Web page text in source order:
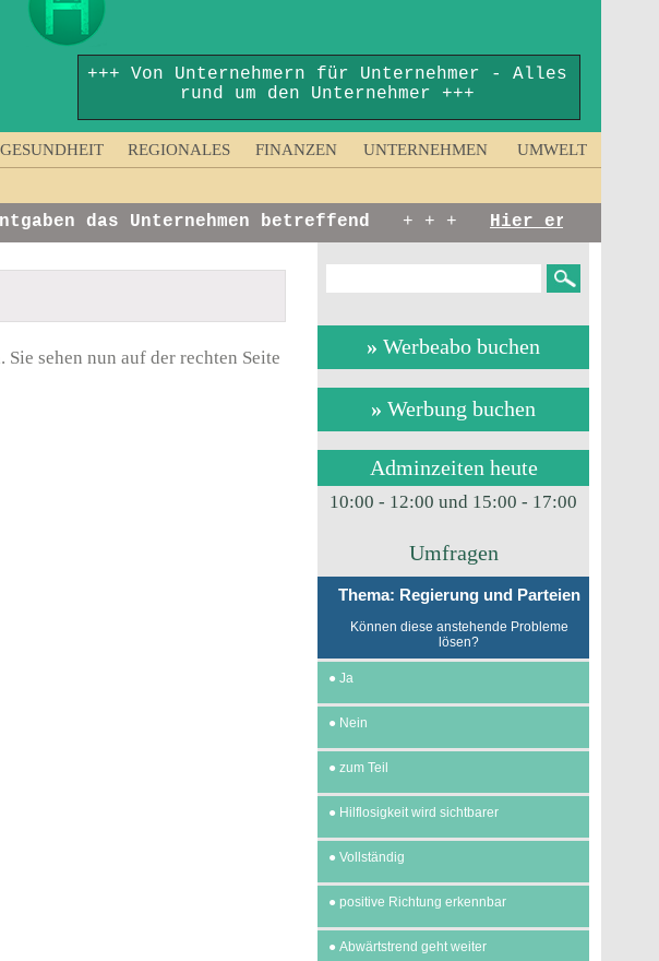
+++ Von Unternehmern für Unternehmer - Alles
rund um den Unternehmer +++
GESUNDHEIT REGIONALES FINANZEN UNTERNEHMEN UMWELT
das Unternehmen betreffend+ + + Hier erscheinen:
sehen nun auf der rechten Seite
» Werbeabo buchen
» Werbung buchen
Adminzeiten heute
10:00 - 12:00 und 15:00 - 17:00
Umfragen
Thema: Regierung und Parteien
Können diese anstehende Probleme
lösen?
● Ja
● Nein
● zum Teil
● Hilflosigkeit wird sichtbarer
● Vollständig
● positive Richtung erkennbar
● Abwärtstrend geht weiter